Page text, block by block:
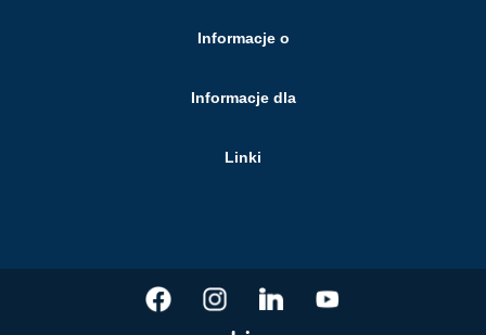
Informacje o
Informacje dla
Linki